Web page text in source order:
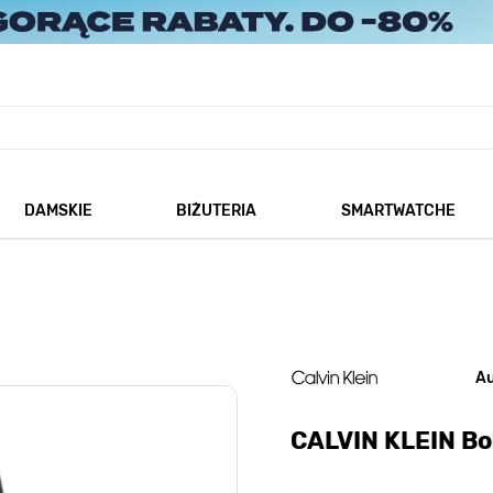
DAMSKIE
BIŻUTERIA
SMARTWATCHE
CALVIN KLEIN